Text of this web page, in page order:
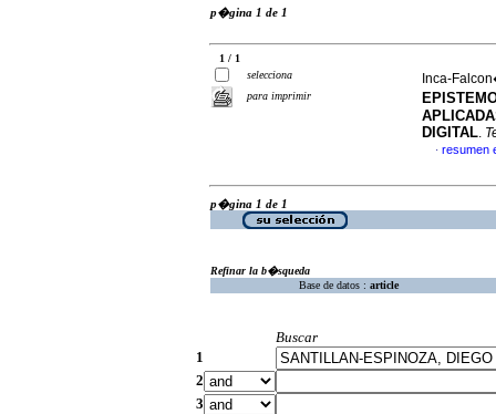
p�gina 1 de 1
1 / 1
selecciona
para imprimir
Inca-
DIGITAL.
· resumen
p�gina 1 de 1
Refinar la b�squeda
Base de datos : article
Buscar
1
2
3